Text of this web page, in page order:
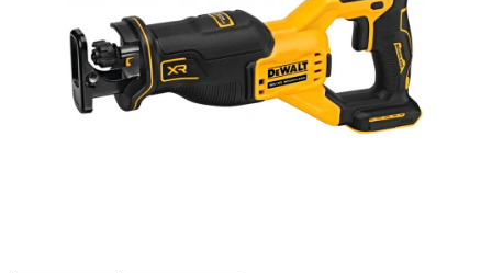
PRACOVNÍ STOLY
ZNAČKOVACÍ SPREJE